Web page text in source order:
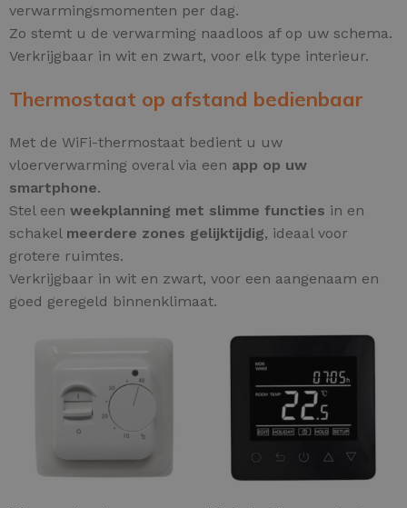
verwarmingsmomenten per dag.
Zo stemt u de verwarming naadloos af op uw schema.
Verkrijgbaar in wit en zwart, voor elk type interieur.
Thermostaat op afstand bedienbaar
Met de WiFi-thermostaat bedient u uw
vloerverwarming overal via een app op uw
smartphone.
Stel een weekplanning met slimme functies in en
schakel meerdere zones gelijktijdig, ideaal voor
grotere ruimtes.
Verkrijgbaar in wit en zwart, voor een aangenaam en
goed geregeld binnenklimaat.